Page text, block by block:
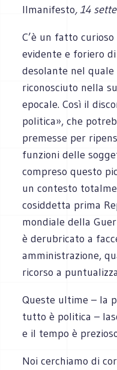
Ilmanifesto, 14
C’è un fatto
evidente e foriero
desolante nel
riconosciuto nella
epocale. Così il
politica», che
premesse per
funzioni delle
compreso questo
un contesto
cosiddetta prima
mondiale della
è derubricato a
amministrazione,
ricorso a
Queste ultime – la
tutto è politica –
e il tempo è
Noi cerchiamo di